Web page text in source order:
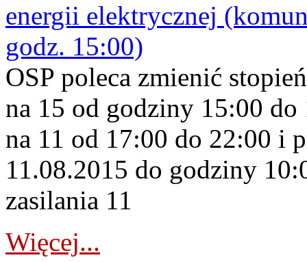
energii elektrycznej
godz. 15:00)
OSP poleca zmienić
na 15 od godziny 15:00 do
na 11 od 17:00 do 22:00 i
11.08.2015 do godziny
zasilania 11
Więcej...